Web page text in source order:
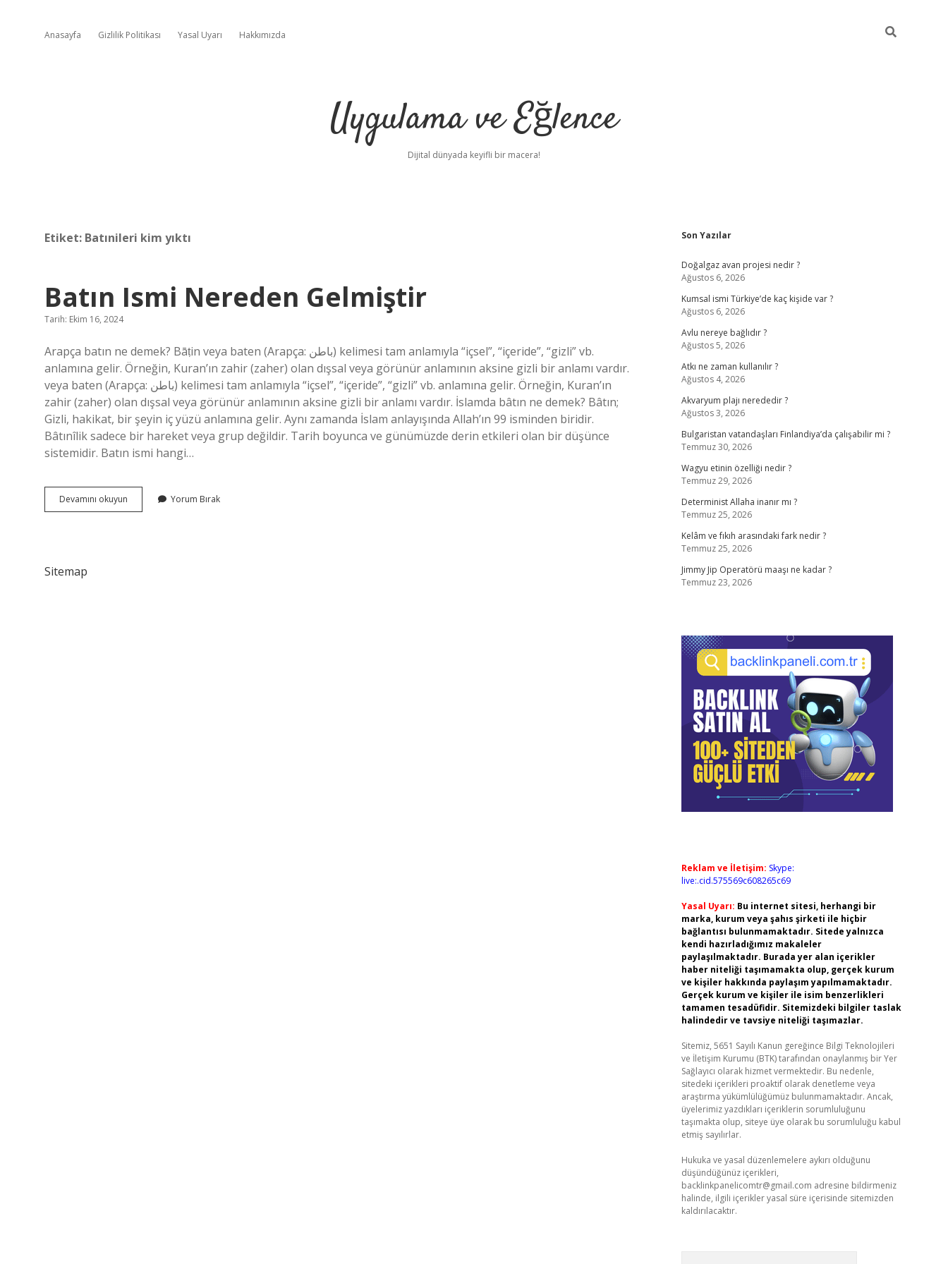
Anasayfa Gizlilik Politikası Yasal Uyarı Hakkımızda
Uygulama ve Eğlence
Dijital dünyada keyifli bir macera!
Etiket: Batınileri kim yıktı
Batın Ismi Nereden Gelmiştir
Tarih: Ekim 16, 2024
Arapça batın ne demek? Bāṭin veya baten (Arapça: باطن) kelimesi tam anlamıyla “içsel”, “içeride”, “gizli” vb.
anlamına gelir. Örneğin, Kuran’ın zahir (zaher) olan dışsal veya görünür anlamının aksine gizli bir anlamı vardır.
veya baten (Arapça: باطن) kelimesi tam anlamıyla “içsel”, “içeride”, “gizli” vb. anlamına gelir. Örneğin, Kuran’ın
zahir (zaher) olan dışsal veya görünür anlamının aksine gizli bir anlamı vardır. İslamda bâtın ne demek? Bâtın;
Gizli, hakikat, bir şeyin iç yüzü anlamına gelir. Aynı zamanda İslam anlayışında Allah’ın 99 isminden biridir.
Bâtınîlik sadece bir hareket veya grup değildir. Tarih boyunca ve günümüzde derin etkileri olan bir düşünce
sistemidir. Batın ismi hangi…
Devamını okuyun
Ismi
Yorum Bırak
Sitemap
Sidebar
Son Yazılar
Doğalgaz avan projesi nedir ?
Ağustos 6, 2026
Kumsal ismi Türkiye’de kaç kişide var ?
Ağustos 6, 2026
Avlu nereye bağlıdır ?
Ağustos 5, 2026
Atkı ne zaman kullanılır ?
Ağustos 4, 2026
Akvaryum plajı nerededir ?
Ağustos 3, 2026
Bulgaristan vatandaşları Finlandiya’da çalışabilir mi ?
Temmuz 30, 2026
Wagyu etinin özelliği nedir ?
Temmuz 29, 2026
Determinist Allaha inanır mı ?
Temmuz 25, 2026
Kelâm ve fıkıh arasındaki fark nedir ?
Temmuz 25, 2026
Jimmy Jip Operatörü maaşı ne kadar ?
Temmuz 23, 2026
Reklam ve İletişim: Skype:
live:.cid.575569c608265c69
Yasal Uyarı: Bu internet sitesi, herhangi bir
marka, kurum veya şahıs şirketi ile hiçbir
bağlantısı bulunmamaktadır. Sitede yalnızca
kendi hazırladığımız makaleler
paylaşılmaktadır. Burada yer alan içerikler
haber niteliği taşımamakta olup, gerçek kurum
ve kişiler hakkında paylaşım yapılmamaktadır.
Gerçek kurum ve kişiler ile isim benzerlikleri
tamamen tesadüfidir. Sitemizdeki bilgiler taslak
halindedir ve tavsiye niteliği taşımazlar.
Sitemiz, 5651 Sayılı Kanun gereğince Bilgi Teknolojileri
ve İletişim Kurumu (BTK) tarafından onaylanmış bir Yer
Sağlayıcı olarak hizmet vermektedir. Bu nedenle,
sitedeki içerikleri proaktif olarak denetleme veya
araştırma yükümlülüğümüz bulunmamaktadır. Ancak,
üyelerimiz yazdıkları içeriklerin sorumluluğunu
taşımakta olup, siteye üye olarak bu sorumluluğu kabul
etmiş sayılırlar.
Hukuka ve yasal düzenlemelere aykırı olduğunu
düşündüğünüz içerikleri,
backlinkpanelicomtr@gmail.com adresine bildirmeniz
halinde, ilgili içerikler yasal süre içerisinde sitemizden
kaldırılacaktır.